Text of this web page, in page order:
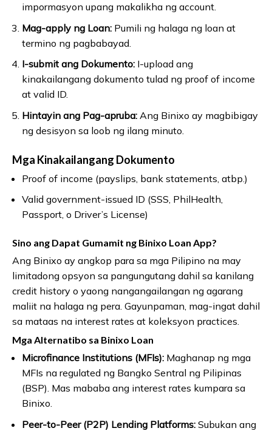
impormasyon upang makalikha ng account.
Mag-apply ng Loan:Pumili ng halaga ng loan at
termino ng pagbabayad.
I-submit ang Dokumento:I-upload ang
kinakailangang dokumento tulad ng proof of income
at valid ID.
Hintayin ang Pag-apruba:Ang Binixo ay magbibigay
ng desisyon sa loob ng ilang minuto.
Mga Kinakailangang Dokumento
Proof of income (payslips, bank statements, atbp.)
Valid government-issued ID (SSS, PhilHealth,
Passport, o Driver’s License)
Sino ang Dapat Gumamit ng Binixo Loan App?
Ang Binixo ay angkop para sa mga Pilipino na may
limitadong opsyon sa pangungutang dahil sa kanilang
credit history o yaong nangangailangan ng agarang
maliit na halaga ng pera. Gayunpaman, mag-ingat dahil
sa mataas na interest rates at koleksyon practices.
Mga Alternatibo sa Binixo Loan
Microfinance Institutions (MFIs):Maghanap ng mga
MFIs na regulated ng Bangko Sentral ng Pilipinas
(BSP). Mas mababa ang interest rates kumpara sa
Binixo.
Peer-to-Peer (P2P) Lending Platforms:Subukan ang